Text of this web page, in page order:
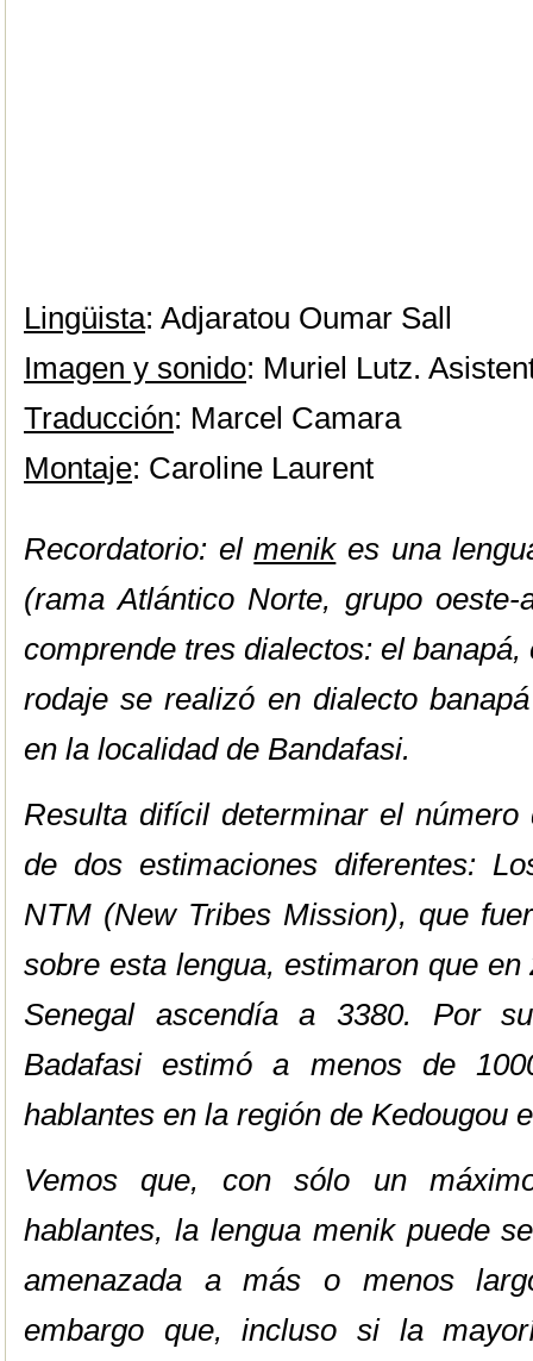
Lingüista: Adjaratou Oumar Sall
Imagen y sonido: Muriel Lutz.
Traducción: Marcel Camara
Montaje: Caroline Laurent
Recordatorio: elmenikes una
(rama Atlántico Norte, grupo
comprende tres dialectos: el
rodaje se realizó en dialecto
en la localidad de Bandafasi.
Resulta difícil determinar el
de dos estimaciones diferentes:
NTM (New Tribes Mission), que
sobre esta lengua, estimaron que
Senegal ascendía a 3380. Por
Badafasi estimó a menos de
hablantes en la región de Kedougou
Vemos que, con sólo un
hablantes, la lengua menik puede
amenazada a más o menos
embargo que, incluso si la